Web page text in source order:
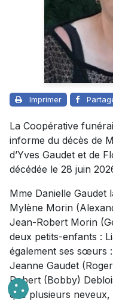
Imprimer
La Coopérative
informe du décès de
d’Yves Gaudet et de
décédée le 28 juin
Mme Danielle Gaudet
Mylène Morin
Jean-Robert Morin
deux petits-enfants :
également ses sœurs
Jeanne Gaudet
Robert (Bobby)
que plusieurs